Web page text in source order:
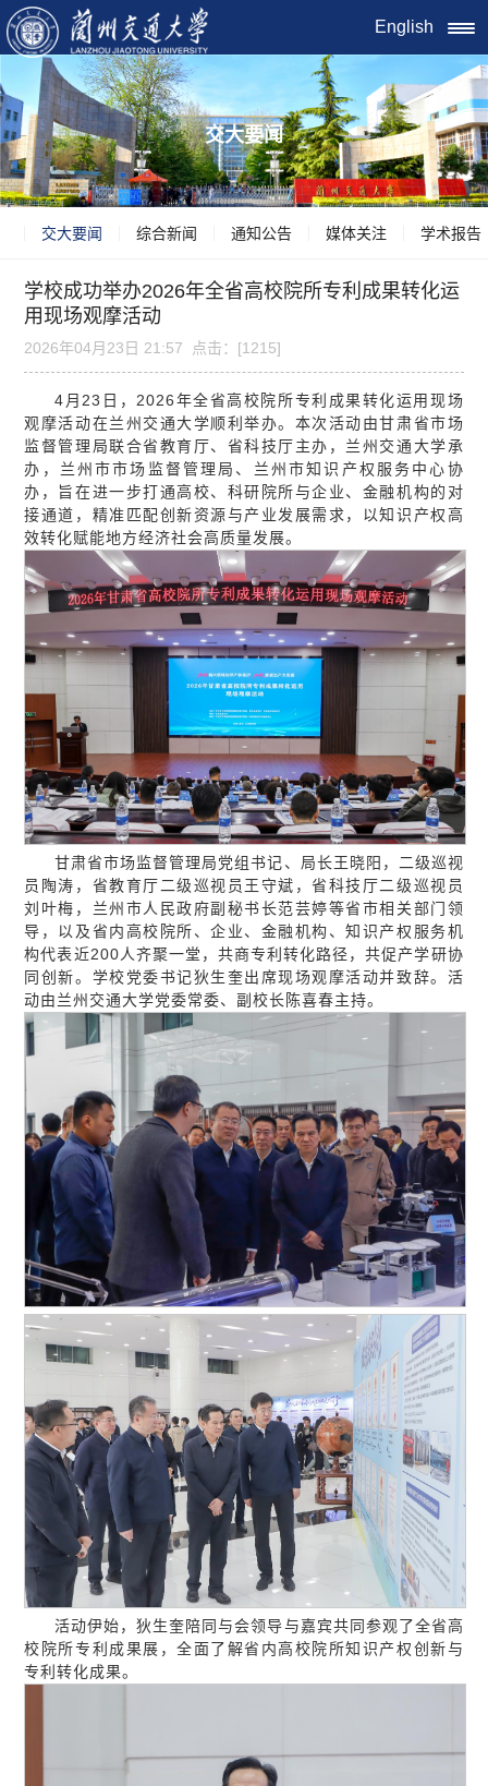
English
交大要闻
交大要闻 综合新闻 通知公告 媒体关注 学术报告
学校成功举办2026年全省高校院所专利成果转化运
用现场观摩活动
2026年04月23日 21:57 点击：[1215]
4月23日，2026年全省高校院所专利成果转化运用现场
观摩活动在兰州交通大学顺利举办。本次活动由甘肃省市场
监督管理局联合省教育厅、省科技厅主办，兰州交通大学承
办，兰州市市场监督管理局、兰州市知识产权服务中心协
办，旨在进一步打通高校、科研院所与企业、金融机构的对
接通道，精准匹配创新资源与产业发展需求，以知识产权高
效转化赋能地方经济社会高质量发展。
甘肃省市场监督管理局党组书记、局长王晓阳，二级巡视
员陶涛，省教育厅二级巡视员王守斌，省科技厅二级巡视员
刘叶梅，兰州市人民政府副秘书长范芸婷等省市相关部门领
导，以及省内高校院所、企业、金融机构、知识产权服务机
构代表近200人齐聚一堂，共商专利转化路径，共促产学研协
同创新。学校党委书记狄生奎出席现场观摩活动并致辞。活
动由兰州交通大学党委常委、副校长陈喜春主持。
活动伊始，狄生奎陪同与会领导与嘉宾共同参观了全省高
校院所专利成果展，全面了解省内高校院所知识产权创新与
专利转化成果。